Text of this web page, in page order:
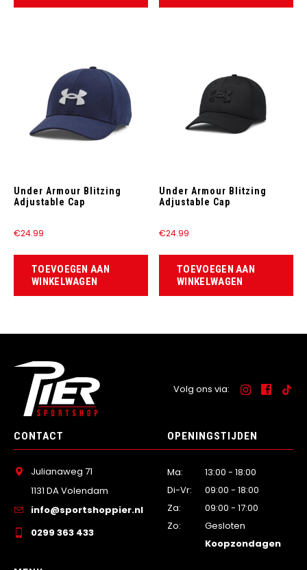
Under Armour Blitzing
Adjustable Cap
€24.99
TOEVOEGEN AAN
WINKELWAGEN
Under Armour Blitzing
Adjustable Cap
€24.99
TOEVOEGEN AAN
WINKELWAGEN
Volg ons via:
CONTACT
Julianaweg 71
1131 DA Volendam
info@sportshoppier.nl
0299 363 433
OPENINGSTIJDEN
Ma:
13:00 - 18:00
Di-Vr:
09:00 - 18:00
Za:
09:00 - 17:00
Zo:
Gesloten
Koopzondagen